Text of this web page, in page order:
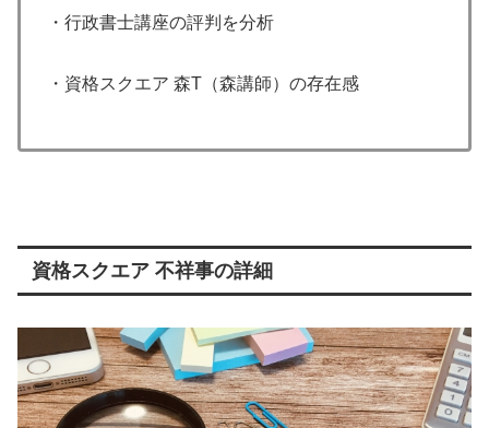
・行政書士講座の評判を分析
・資格スクエア 森T（森講師）の存在感
資格スクエア 不祥事の詳細